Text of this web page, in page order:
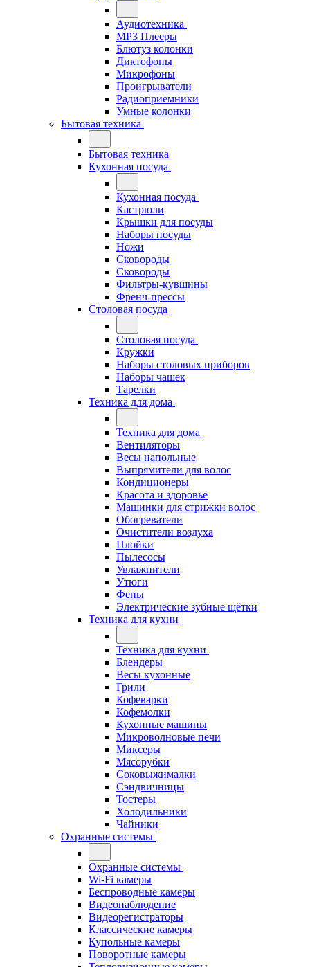
Аудиотехника
MP3 Плееры
Блютуз колонки
Диктофоны
Микрофоны
Проигрыватели
Радиоприемники
Умные колонки
Бытовая техника
Бытовая техника
Кухонная посуда
Кухонная посуда
Кастрюли
Крышки для посуды
Наборы посуды
Ножи
Сковороды
Сковороды
Фильтры-кувшины
Френч-прессы
Столовая посуда
Столовая посуда
Кружки
Наборы столовых приборов
Наборы чашек
Тарелки
Техника для дома
Техника для дома
Вентиляторы
Весы напольные
Выпрямители для волос
Кондиционеры
Красота и здоровье
Машинки для стрижки волос
Обогреватели
Очистители воздуха
Плойки
Пылесосы
Увлажнители
Утюги
Фены
Электрические зубные щётки
Техника для кухни
Техника для кухни
Блендеры
Весы кухонные
Грили
Кофеварки
Кофемолки
Кухонные машины
Микроволновые печи
Миксеры
Мясорубки
Соковыжималки
Сэндвичницы
Тостеры
Холодильники
Чайники
Охранные системы
Охранные системы
Wi-Fi камеры
Беспроводные камеры
Видеонаблюдение
Видеорегистраторы
Классические камеры
Купольные камеры
Поворотные камеры